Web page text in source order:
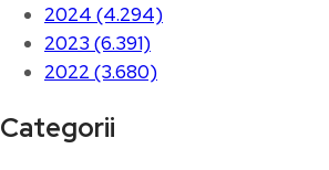
2024 (4.294)
2023 (6.391)
2022 (3.680)
Categorii